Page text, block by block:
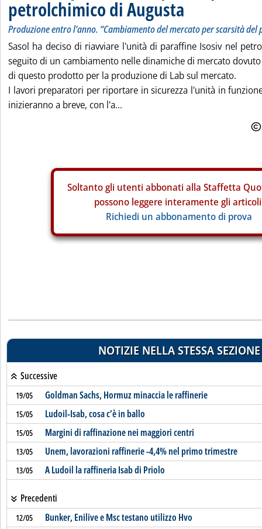
petrolchimico di Augusta
Produzione entro l’anno. “Cambiamento del mercato per scarsità del
Sasol ha deciso di riavviare l'unità di paraffine Isosiv nel
seguito di un cambiamento nelle dinamiche di mercato
di questo prodotto per la produzione di Lab sul mercato.
I lavori preparatori per riportare in sicurezza l'unità in
inizieranno a breve, con l'a...
Soltanto gli utenti abbonati alla Staffetta
possono leggere interamente gli
Richiedi un abbonamento di prova
NOTIZIE NELLA STESSA SEZIONE
Successive
19/05 Goldman Sachs, Hormuz minaccia le raffinerie
15/05 Ludoil-Isab, cosa c’è in ballo
15/05 Margini di raffinazione nei maggiori centri
13/05 Unem, lavorazioni raffinerie -4,4% nel primo trimestre
13/05 A Ludoil la raffineria Isab di Priolo
Precedenti
12/05 Bunker, Enilive e Msc testano utilizzo Hvo